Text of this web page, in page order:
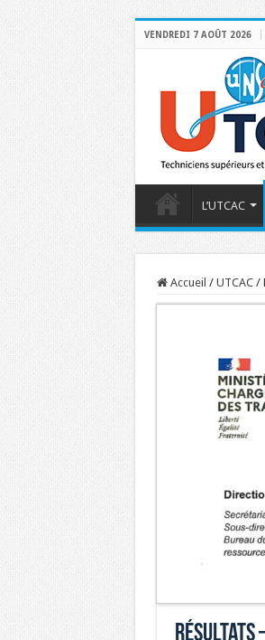
VENDREDI 7 AOÛT 2026
L’UTCAC
Accueil / UTCAC /
Résultats